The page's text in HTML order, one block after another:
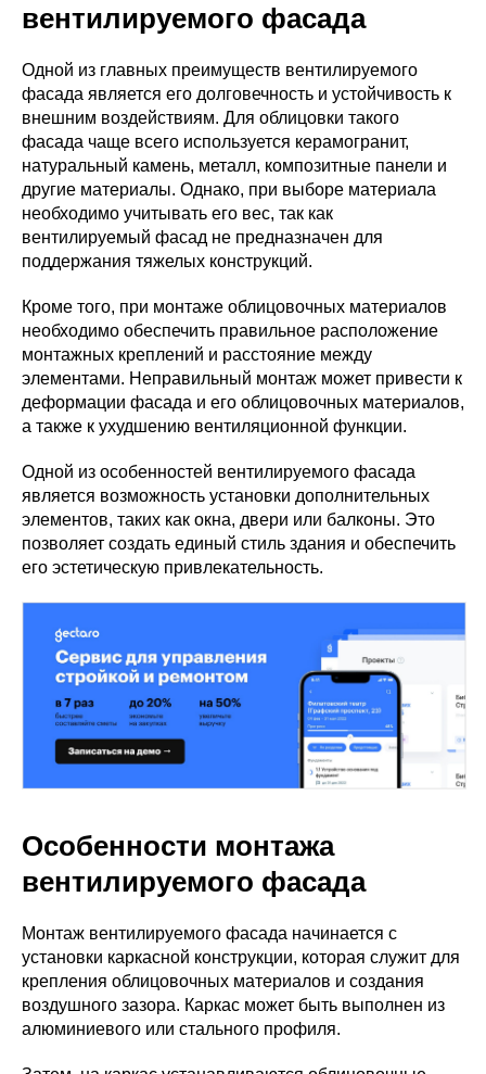
вентилируемого фасада
Одной из главных преимуществ вентилируемого
фасада является его долговечность и устойчивость к
внешним воздействиям. Для облицовки такого
фасада чаще всего используется керамогранит,
натуральный камень, металл, композитные панели и
другие материалы. Однако, при выборе материала
необходимо учитывать его вес, так как
вентилируемый фасад не предназначен для
поддержания тяжелых конструкций.
Кроме того, при монтаже облицовочных материалов
необходимо обеспечить правильное расположение
монтажных креплений и расстояние между
элементами. Неправильный монтаж может привести к
деформации фасада и его облицовочных материалов,
а также к ухудшению вентиляционной функции.
Одной из особенностей вентилируемого фасада
является возможность установки дополнительных
элементов, таких как окна, двери или балконы. Это
позволяет создать единый стиль здания и обеспечить
его эстетическую привлекательность.
Особенности монтажа
вентилируемого фасада
Монтаж вентилируемого фасада начинается с
установки каркасной конструкции, которая служит для
крепления облицовочных материалов и создания
воздушного зазора. Каркас может быть выполнен из
алюминиевого или стального профиля.